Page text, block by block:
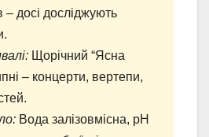
– досі досліджують
Щорічний “Ясна
– концерти, вертепи,
Вода залізовмісна, pH